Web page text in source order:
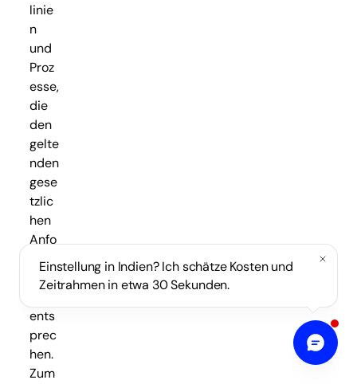
linie
n
und
Proz
esse,
die
den
gelte
nden
gese
tzlic
hen
Anfo
rder
unge
ents
prec
hen.
Zum
Einstellung in Indien? Ich schätze Kosten und
Zeitrahmen in etwa 30 Sekunden.